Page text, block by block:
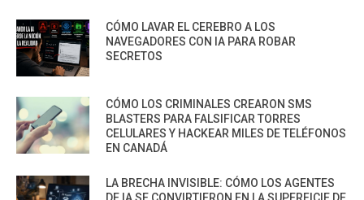
CÓMO LAVAR EL CEREBRO A LOS
NAVEGADORES CON IA PARA ROBAR
SECRETOS
CÓMO LOS CRIMINALES CREARON SMS
BLASTERS PARA FALSIFICAR TORRES
CELULARES Y HACKEAR MILES DE TELÉFONOS
EN CANADÁ
LA BRECHA INVISIBLE: CÓMO LOS AGENTES